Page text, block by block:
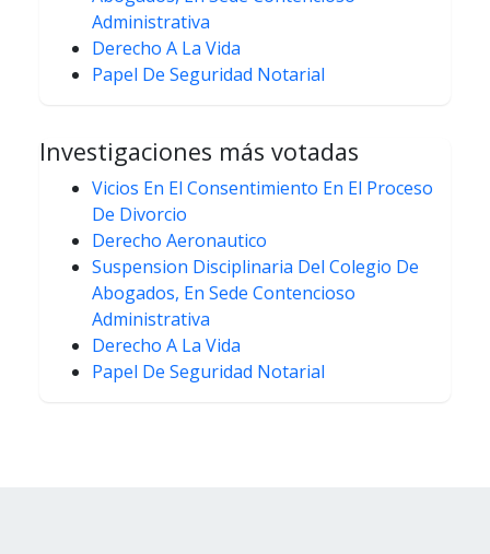
Administrativa
Derecho A La Vida
Papel De Seguridad Notarial
Investigaciones más votadas
Vicios En El Consentimiento En El Proceso
De Divorcio
Derecho Aeronautico
Suspension Disciplinaria Del Colegio De
Abogados, En Sede Contencioso
Administrativa
Derecho A La Vida
Papel De Seguridad Notarial